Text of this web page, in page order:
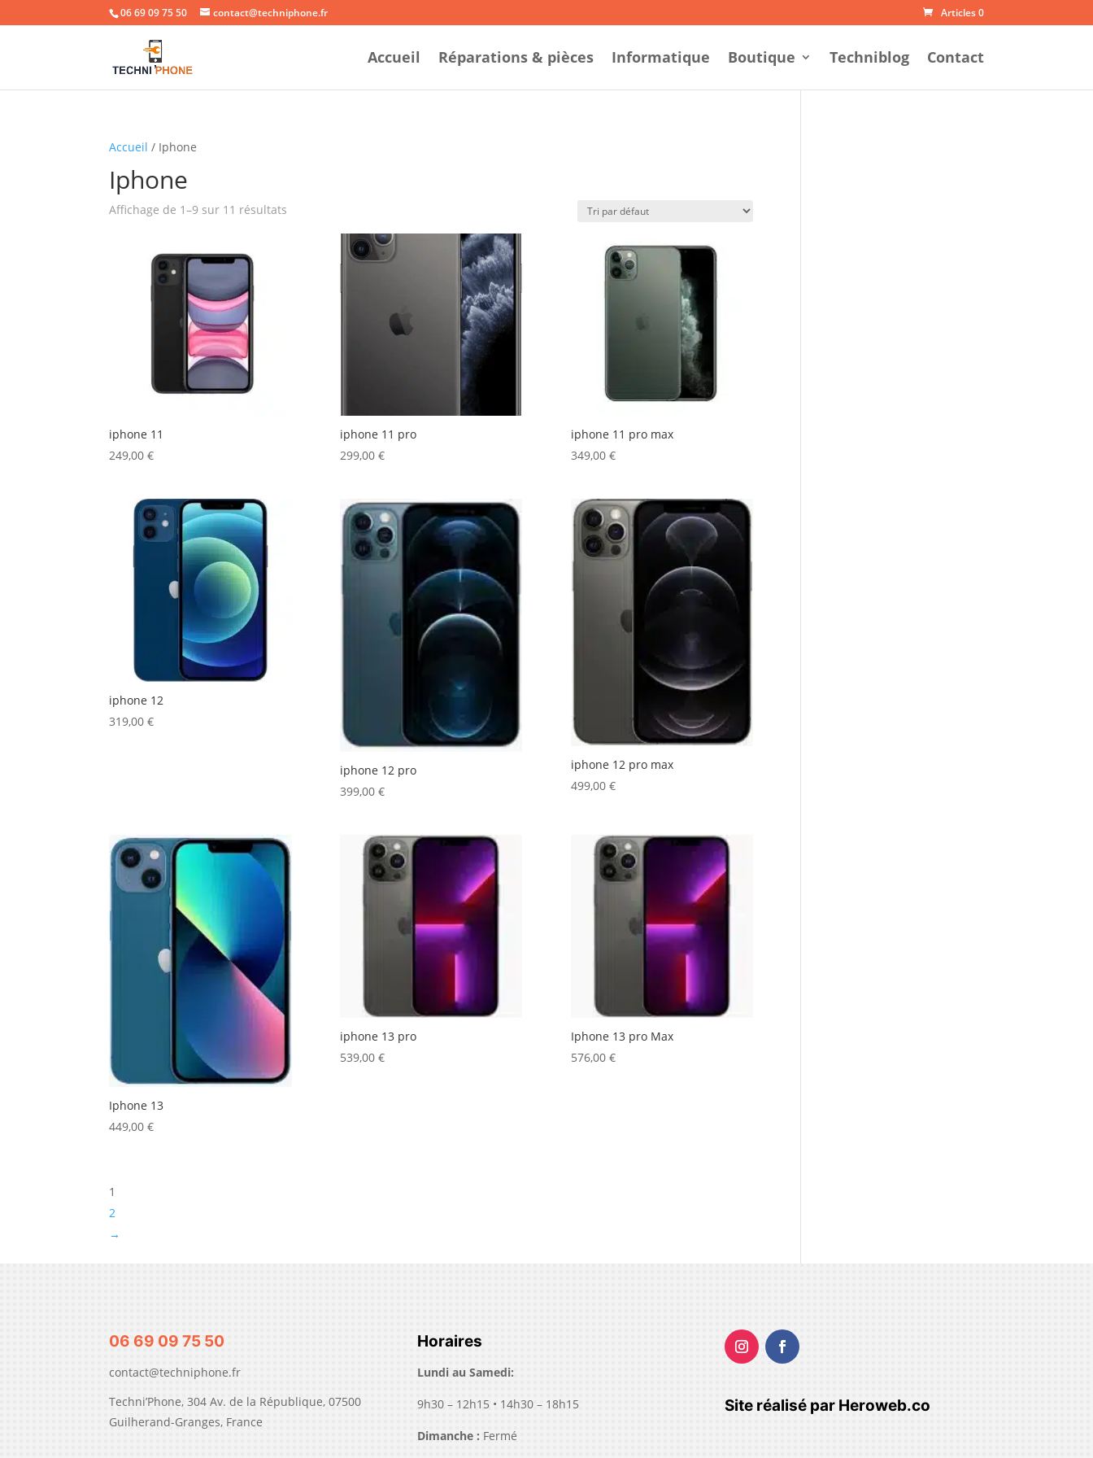
06 69 09 75 50 contact@techniphone.fr Articles 0
Accueil Réparations & pièces Informatique Boutique Techniblog Contact
Accueil / Iphone
Iphone
Affichage de 1–9 sur 11 résultats
iphone 11
249,00€
iphone 11 pro
299,00 €
iphone 11 pro max
349,00 €
iphone 12
319,00€
iphone 12 pro
399,00 €
iphone 12 pro max
499,00 €
Iphone 13
449,00€
iphone 13 pro
539,00 €
Iphone 13 pro Max
576,00 €
1
2
→
06 69 09 75 50
contact@techniphone.fr
Techni’Phone, 304 Av. de la République, 07500
Guilherand-Granges, France
Horaires
Lundi au Samedi:
9h30 – 12h15 • 14h30 – 18h15
Dimanche : Fermé
Site réalisé parHeroweb.co